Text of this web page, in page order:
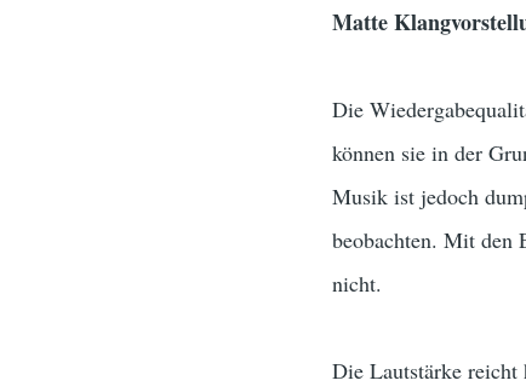
Matte
Die
können sie in der
Musik ist jedoch
beobachten. Mit den
nicht.
Die Lautstärke reicht